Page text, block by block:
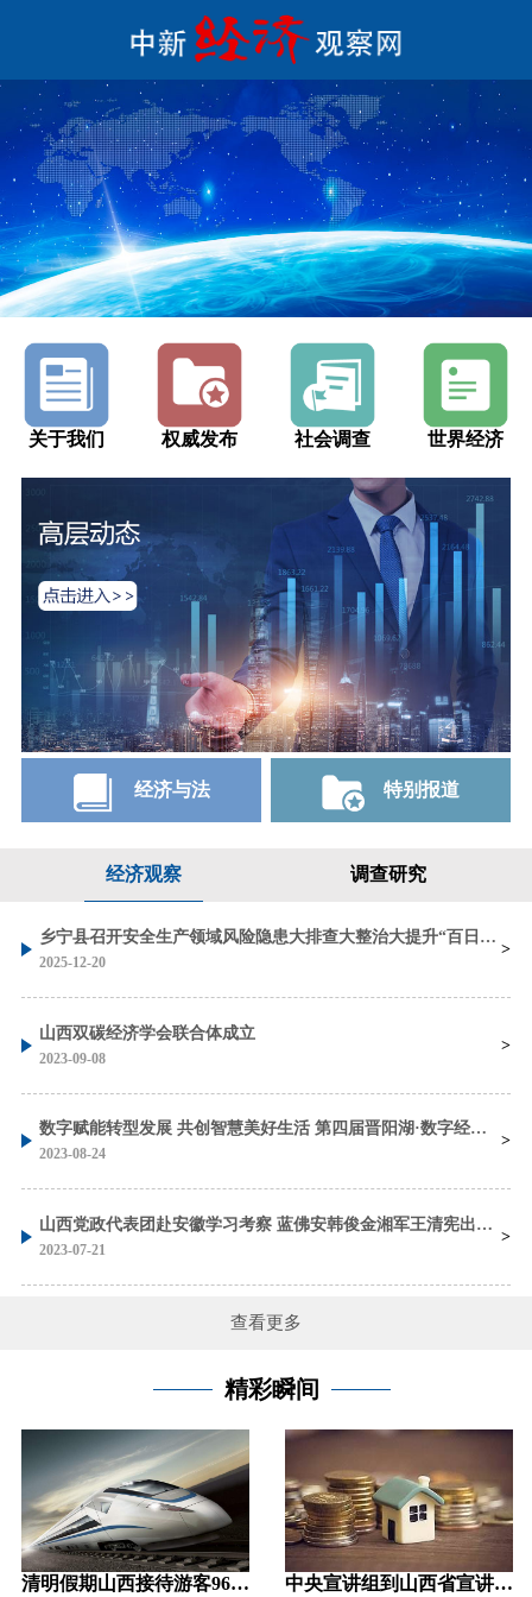
关于我们 权威发布 社会调查 世界经济
经济与法 特别报道
经济观察 调查研究
乡宁县召开安全生产领域风险隐患大排查大整治大提升“百日攻坚”行动调度会
2025-12-20
山西双碳经济学会联合体成立
2023-09-08
数字赋能转型发展 共创智慧美好生活 第四届晋阳湖·数字经济发展峰会在太原开幕 蓝佛安 刘石泉致辞 金湘军主持 朱宏任作主旨发言
2023-08-24
山西党政代表团赴安徽学习考察 蓝佛安韩俊金湘军王清宪出席座谈会并参加考察
2023-07-21
查看更多
精彩瞬间
太原地铁2号线一期2019年底“电通” 2019中国电影艺术报告发布